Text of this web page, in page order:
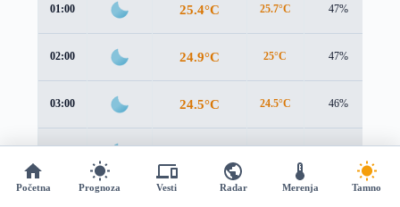
01:00 25.4°C 25.7°C 47%
02:00 24.9°C 25°C 47%
03:00 24.5°C 24.5°C 46%
04:00 24.4°C 24.3°C 46%
Početna Prognoza Vesti Radar Merenja Tamno